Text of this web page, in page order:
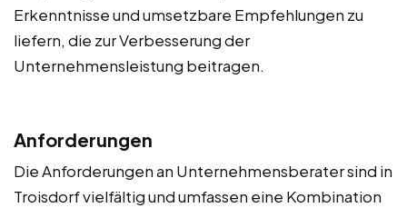
Erkenntnisse und umsetzbare Empfehlungen zu
liefern, die zur Verbesserung der
Unternehmensleistung beitragen.
Anforderungen
Die Anforderungen an Unternehmensberater sind in
Troisdorf vielfältig und umfassen eine Kombination